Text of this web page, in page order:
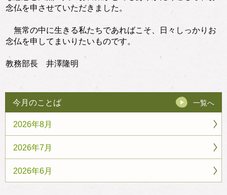
念仏を申させていただきました。
無常の中に生きる私たちであればこそ、日々しっかりお
念仏を申してまいりたいものです。
教務部長 井澤隆明
今月のことば 一覧へ
2026年8月
2026年7月
2026年6月